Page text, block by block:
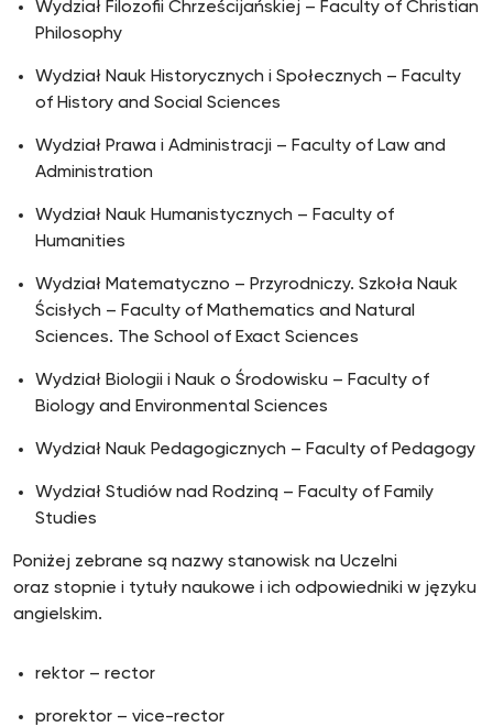
Wydział Filozofii Chrześcijańskiej – Faculty of Christian
Philosophy
Wydział Nauk Historycznych i Społecznych – Faculty
of History and Social Sciences
Wydział Prawa i Administracji – Faculty of Law and
Administration
Wydział Nauk Humanistycznych – Faculty of
Humanities
Wydział Matematyczno – Przyrodniczy. Szkoła Nauk
Ścisłych – Faculty of Mathematics and Natural
Sciences. The School of Exact Sciences
Wydział Biologii i Nauk o Środowisku – Faculty of
Biology and Environmental Sciences
Wydział Nauk Pedagogicznych – Faculty of Pedagogy
Wydział Studiów nad Rodziną – Faculty of Family
Studies
Poniżej zebrane są nazwy stanowisk na Uczelni
oraz stopnie i tytuły naukowe i ich odpowiedniki w języku
angielskim.
rektor – rector
prorektor – vice-rector